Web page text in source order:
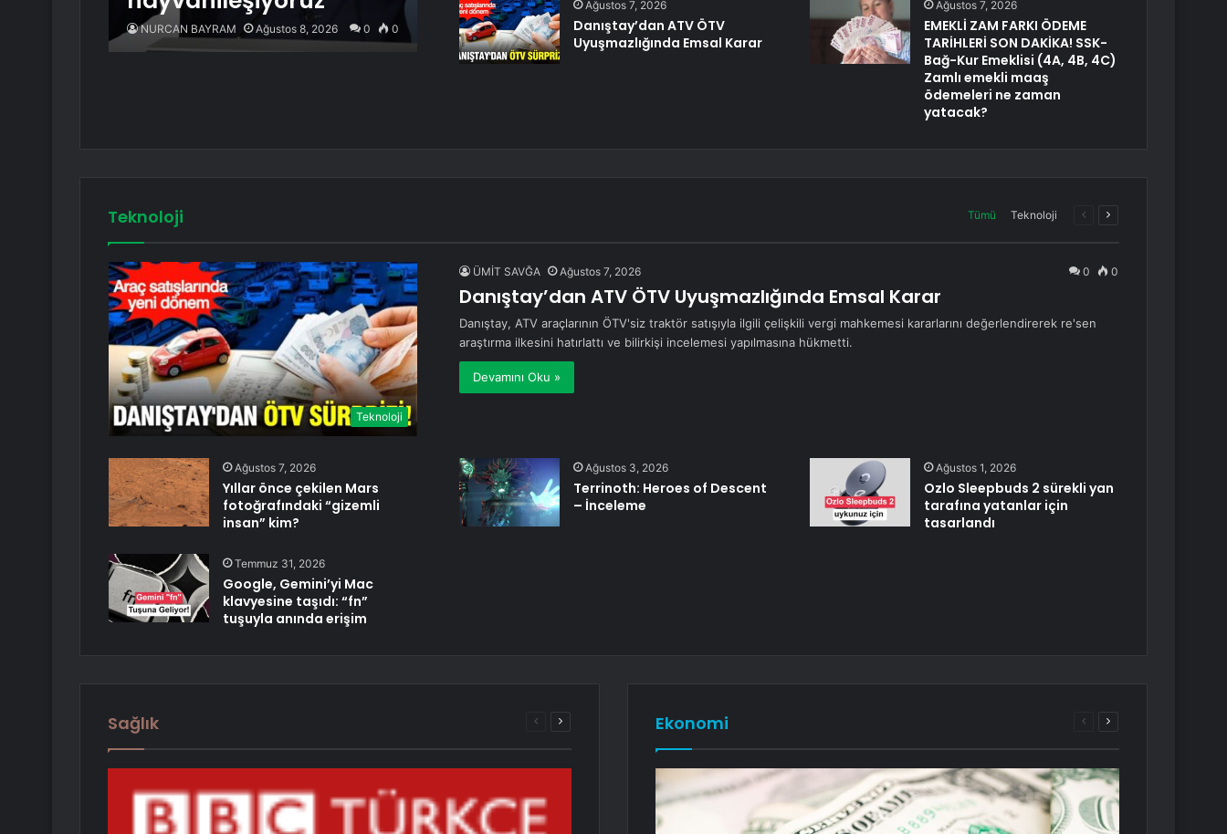
NURCAN BAYRAM Ağustos 8, 2026 0 0
Ağustos 7, 2026
Danıştay’dan ATV ÖTV
Uyuşmazlığında Emsal Karar
Ağustos 7, 2026
EMEKLİ ZAM FARKI ÖDEME
TARİHLERİ SON DAKİKA! SSK-
Bağ-Kur Emeklisi (4A, 4B, 4C)
Zamlı emekli maaş
ödemeleri ne zaman
yatacak?
Teknoloji Tümü Teknoloji
ÖncekiSonraki
Teknoloji
ÜMİT SAVĞA Ağustos 7, 2026 0 0
Danıştay’dan ATV ÖTV Uyuşmazlığında Emsal Karar
Danıştay, ATV araçlarının ÖTV'siz traktör satışıyla ilgili çelişkili vergi mahkemesi kararlarını değerlendirerek re'sen
araştırma ilkesini hatırlattı ve bilirkişi incelemesi yapılmasına hükmetti.
Devamını Oku »
Ağustos 7, 2026
Yıllar önce çekilen Mars
fotoğrafındaki “gizemli
insan” kim?
Ağustos 3, 2026
Terrinoth: Heroes of Descent
– İnceleme
Ağustos 1, 2026
Ozlo Sleepbuds 2 sürekli yan
tarafına yatanlar için
tasarlandı
Temmuz 31, 2026
Google, Gemini’yi Mac
klavyesine taşıdı: “fn”
tuşuyla anında erişim
Sağlık
ÖncekiSonraki
Ekonomi
ÖncekiSonraki